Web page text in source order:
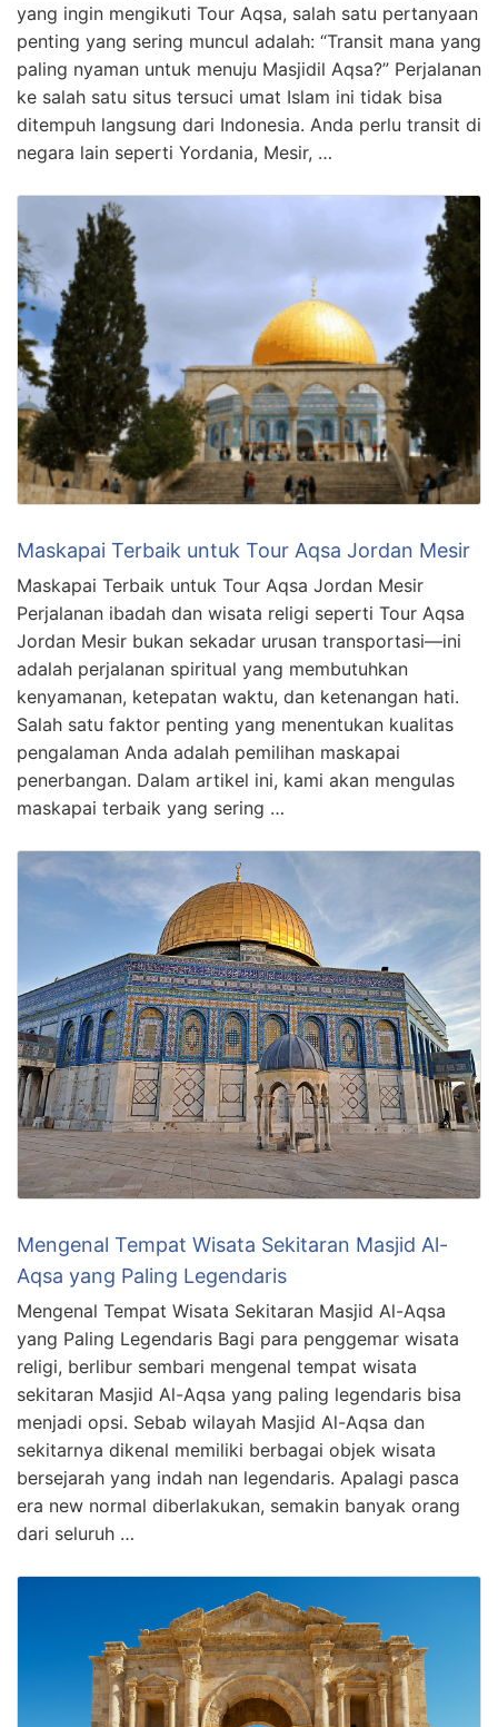
yang ingin mengikuti Tour Aqsa, salah satu pertanyaan
penting yang sering muncul adalah: “Transit mana yang
paling nyaman untuk menuju Masjidil Aqsa?” Perjalanan
ke salah satu situs tersuci umat Islam ini tidak bisa
ditempuh langsung dari Indonesia. Anda perlu transit di
negara lain seperti Yordania, Mesir, …
Maskapai Terbaik untuk Tour Aqsa Jordan Mesir
Maskapai Terbaik untuk Tour Aqsa Jordan Mesir
Perjalanan ibadah dan wisata religi seperti Tour Aqsa
Jordan Mesir bukan sekadar urusan transportasi—ini
adalah perjalanan spiritual yang membutuhkan
kenyamanan, ketepatan waktu, dan ketenangan hati.
Salah satu faktor penting yang menentukan kualitas
pengalaman Anda adalah pemilihan maskapai
penerbangan. Dalam artikel ini, kami akan mengulas
maskapai terbaik yang sering …
Mengenal Tempat Wisata Sekitaran Masjid Al-
Aqsa yang Paling Legendaris
Mengenal Tempat Wisata Sekitaran Masjid Al-Aqsa
yang Paling Legendaris Bagi para penggemar wisata
religi, berlibur sembari mengenal tempat wisata
sekitaran Masjid Al-Aqsa yang paling legendaris bisa
menjadi opsi. Sebab wilayah Masjid Al-Aqsa dan
sekitarnya dikenal memiliki berbagai objek wisata
bersejarah yang indah nan legendaris. Apalagi pasca
era new normal diberlakukan, semakin banyak orang
dari seluruh …